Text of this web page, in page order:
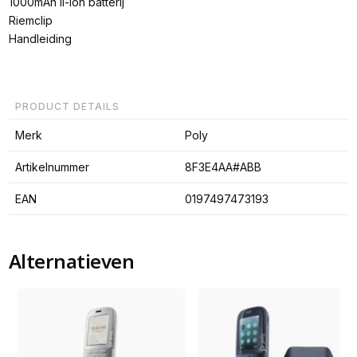
Riemclip
Handleiding
PRODUCT DETAILS
Merk Poly
Artikelnummer 8F3E4AA#ABB
EAN 0197497473193
Alternatieven